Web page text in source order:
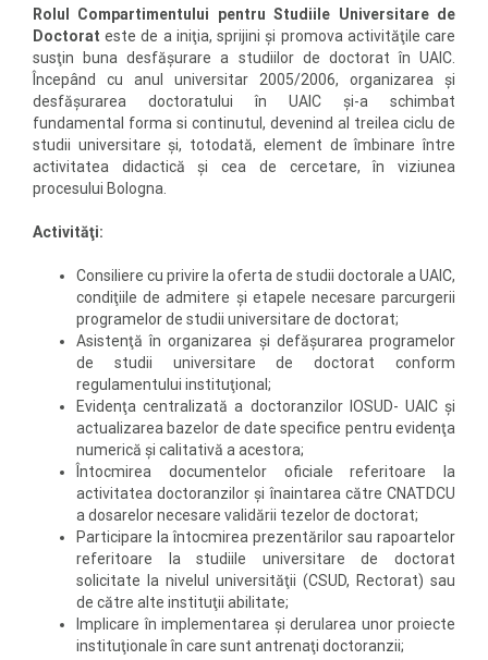
Rolul Compartimentului pentru Studiile Universitare de
Doctorat este de a iniţia, sprijini şi promova activităţile care
susţin buna desfăşurare a studiilor de doctorat în UAIC.
Începând cu anul universitar 2005/2006, organizarea şi
desfăşurarea doctoratului în UAIC şi-a schimbat
fundamental forma si continutul, devenind al treilea ciclu de
studii universitare şi, totodată, element de îmbinare între
activitatea didactică şi cea de cercetare, în viziunea
procesului Bologna.
Activităţi:
Consiliere cu privire la oferta de studii doctorale a UAIC,
condiţiile de admitere şi etapele necesare parcurgerii
programelor de studii universitare de doctorat;
Asistenţă în organizarea şi defăşurarea programelor
de studii universitare de doctorat conform
regulamentului instituţional;
Evidenţa centralizată a doctoranzilor IOSUD- UAIC şi
actualizarea bazelor de date specifice pentru evidenţa
numerică şi calitativă a acestora;
Întocmirea documentelor oficiale referitoare la
activitatea doctoranzilor şi înaintarea către CNATDCU
a dosarelor necesare validării tezelor de doctorat;
Participare la întocmirea prezentărilor sau rapoartelor
referitoare la studiile universitare de doctorat
solicitate la nivelul universităţii (CSUD, Rectorat) sau
de către alte instituţii abilitate;
Implicare în implementarea şi derularea unor proiecte
instituţionale în care sunt antrenaţi doctoranzii;